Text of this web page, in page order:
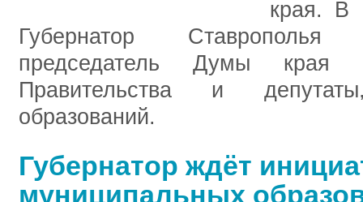
края. В
Губернатор
председатель Думы края
Правительства и
образований.
Губернатор ждёт
муниципальных